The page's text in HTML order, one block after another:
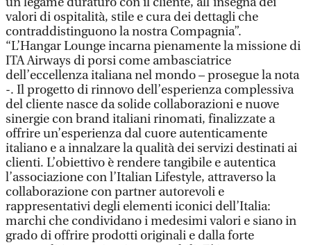
valori di ospitalità, stile e cura dei dettagli che
contraddistinguono la nostra Compagnia”.
“L’Hangar Lounge incarna pienamente la missione di
ITA Airways di porsi come ambasciatrice
dell’eccellenza italiana nel mondo – prosegue la nota
-. Il progetto di rinnovo dell’esperienza complessiva
del cliente nasce da solide collaborazioni e nuove
sinergie con brand italiani rinomati, finalizzate a
offrire un’esperienza dal cuore autenticamente
italiano e a innalzare la qualità dei servizi destinati ai
clienti. L’obiettivo è rendere tangibile e autentica
l’associazione con l’Italian Lifestyle, attraverso la
collaborazione con partner autorevoli e
rappresentativi degli elementi iconici dell’Italia:
marchi che condividano i medesimi valori e siano in
grado di offrire prodotti originali e dalla forte